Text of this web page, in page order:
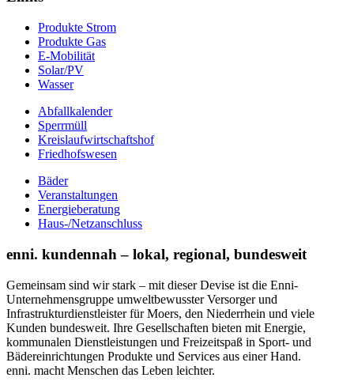
Produkte Strom
Produkte Gas
E-Mobilität
Solar/PV
Wasser
Abfallkalender
Sperrmüll
Kreislaufwirtschaftshof
Friedhofswesen
Bäder
Veranstaltungen
Energieberatung
Haus-/Netzanschluss
enni. kundennah – lokal, regional, bundesweit
Gemeinsam sind wir stark – mit dieser Devise ist die Enni-
Unternehmensgruppe umweltbewusster Versorger und
Infrastrukturdienstleister für Moers, den Niederrhein und viele
Kunden bundesweit. Ihre Gesellschaften bieten mit Energie,
kommunalen Dienstleistungen und Freizeitspaß in Sport- und
Bädereinrichtungen Produkte und Services aus einer Hand.
enni. macht Menschen das Leben leichter.